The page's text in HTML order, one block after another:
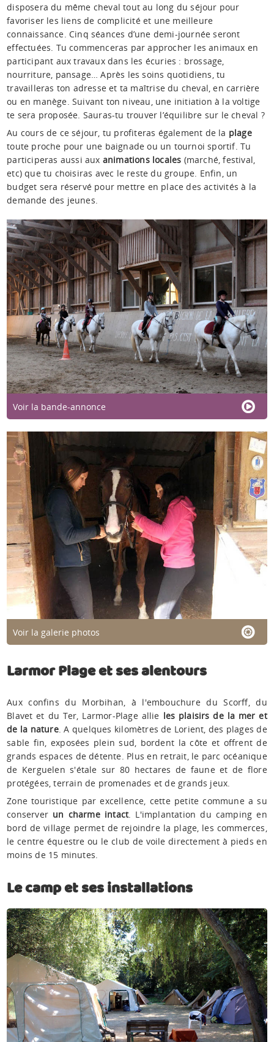
disposera du même cheval tout au long du séjour pour
favoriser les liens de complicité et une meilleure
connaissance. Cinq séances d’une demi-journée seront
effectuées. Tu commenceras par approcher les animaux en
participant aux travaux dans les écuries : brossage,
nourriture, pansage… Après les soins quotidiens, tu
travailleras ton adresse et ta maîtrise du cheval, en carrière
ou en manège. Suivant ton niveau, une initiation à la voltige
te sera proposée. Sauras-tu trouver l’équilibre sur le cheval ?
Au cours de ce séjour, tu profiteras également de la plage
toute proche pour une baignade ou un tournoi sportif. Tu
participeras aussi aux animations locales (marché, festival,
etc) que tu choisiras avec le reste du groupe. Enfin, un
budget sera réservé pour mettre en place des activités à la
demande des jeunes.
Voir la bande-annonce
Voir la galerie photos
Larmor Plage et ses alentours
Aux confins du Morbihan, à l'embouchure du Scorff, du
Blavet et du Ter, Larmor-Plage allie les plaisirs de la mer et
de la nature. A quelques kilomètres de Lorient, des plages de
sable fin, exposées plein sud, bordent la côte et offrent de
grands espaces de détente. Plus en retrait, le parc océanique
de Kerguelen s'étale sur 80 hectares de faune et de flore
protégées, terrain de promenades et de grands jeux.
Zone touristique par excellence, cette petite commune a su
conserver un charme intact. L'implantation du camping en
bord de village permet de rejoindre la plage, les commerces,
le centre équestre ou le club de voile directement à pieds en
moins de 15 minutes.
Le camp et ses installations